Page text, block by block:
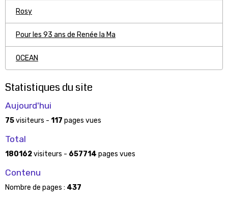
Rosy
Pour les 93 ans de Renée la Ma
OCEAN
Statistiques du site
Aujourd'hui
75visiteurs - 117 pages vues
Total
180162visiteurs - 657714 pages vues
Contenu
Nombre de pages : 437